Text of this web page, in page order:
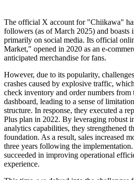
The official X account for "Chiikawa"
followers (as of March 2025) and boasts
primarily on social media. Its official
Market," opened in 2020 as an e-
anticipated merchandise for fans.
However, due to its popularity,
crashes caused by explosive traffic,
check inventory and order numbers from
dashboard, leading to a sense of
structure. In response, they executed a
Plus plan in 2022. By leveraging robust
analytics capabilities, they strengthened
foundation. As a result, sales increased
three years following the
succeeded in improving operational
experience.